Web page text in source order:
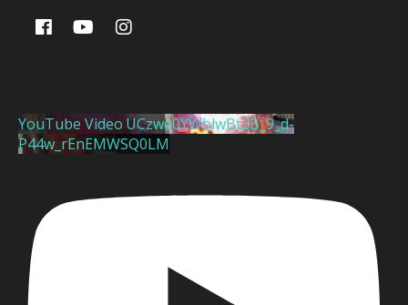
YouTube Video UCzwe0YWblwBt2B_9_d-
P44w_rEnEMWSQ0LM